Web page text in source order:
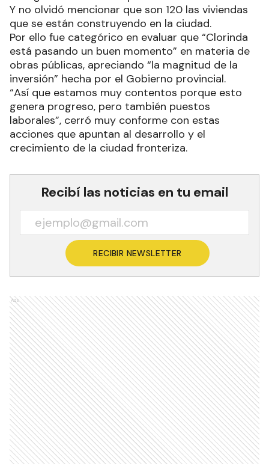
Y no olvidó mencionar que son 120 las viviendas
que se están construyendo en la ciudad.
Por ello fue categórico en evaluar que “Clorinda
está pasando un buen momento” en materia de
obras públicas, apreciando “la magnitud de la
inversión” hecha por el Gobierno provincial.
“Así que estamos muy contentos porque esto
genera progreso, pero también puestos
laborales”, cerró muy conforme con estas
acciones que apuntan al desarrollo y el
crecimiento de la ciudad fronteriza.
Recibí las noticias en tu email
RECIBIR NEWSLETTER
Ads